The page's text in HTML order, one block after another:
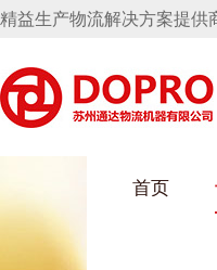
精益生产物流解决方案提供商
首页
葫芦娃短视频
丝车/纺丝车
化纤纺织行业